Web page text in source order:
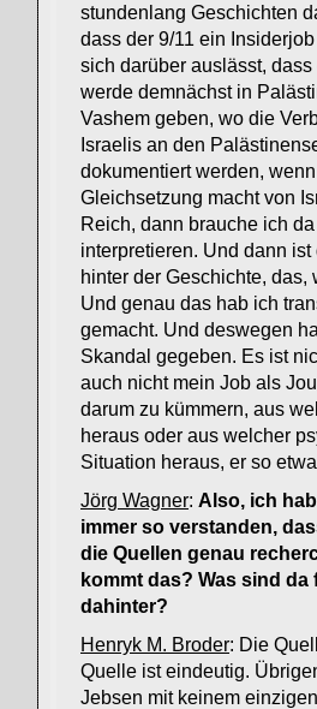
stundenlang Geschichten
dass der 9/11 ein
sich darüber auslässt, dass
werde demnächst in
Vashem geben, wo die
Israelis an den
dokumentiert werden,
Gleichsetzung macht von
Reich, dann brauche ich
interpretieren. Und dann
hinter der Geschichte, das,
Und genau das hab ich
gemacht. Und deswegen
Skandal gegeben. Es ist
auch nicht mein Job als
darum zu kümmern, aus
heraus oder aus welcher
Situation heraus, er so
Jörg Wagner: Also, ich
immer so verstanden,
die Quellen genau
kommt das? Was sind da
dahinter?
Henryk M. Broder: Die
Quelle ist eindeutig.
Jebsen mit keinem